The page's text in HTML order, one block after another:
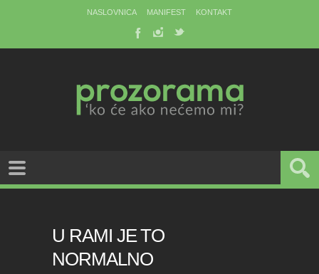
NASLOVNICA MANIFEST KONTAKT
U RAMI JE TO
NORMALNO